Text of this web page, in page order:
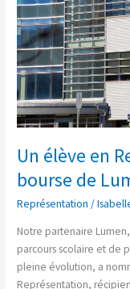
Un élève en
bourse de
Représentation /
Notre partenaire
parcours scolaire et de
pleine évolution, a
Représentation,
une
bourse
de
Lumen!